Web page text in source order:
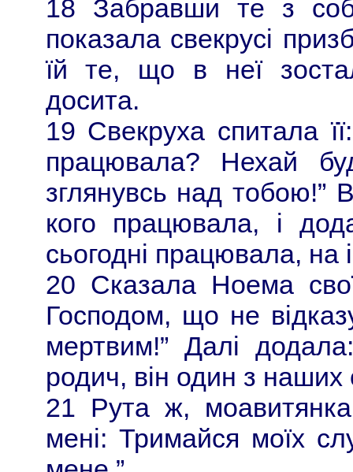
18 Забравши те з
показала свекрусі
їй те, що в неї
досита.
19 Свекруха спитала
працювала? Нехай
зглянувсь над тобою!”
кого працювала, і
сьогодні працювала, на
20 Сказала Ноема
Господом, що не
мертвим!” Далі
родич, він один з наших
21 Рута ж,
мені: Тримайся моїх